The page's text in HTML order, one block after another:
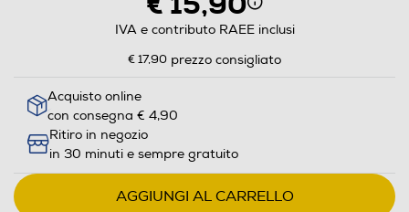
IVA e contributo RAEE inclusi
€ 17,90 prezzo consigliato
Acquisto online
con consegna € 4,90
Ritiro in negozio
in 30 minuti e sempre gratuito
AGGIUNGI AL CARRELLO